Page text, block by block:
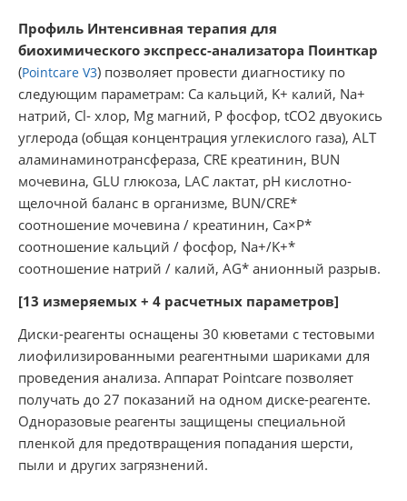
Профиль Интенсивная терапия для
биохимического экспресс-анализатора Поинткар
(Pointcare V3) позволяет провести диагностику по
следующим параметрам: Ca кальций, K+ калий, Na+
натрий, Cl- хлор, Mg магний, P фосфор, tCO2 двуокись
углерода (общая концентрация углекислого газа), ALT
аламинаминотрансфераза, CRE креатинин, BUN
мочевина, GLU глюкоза, LAC лактат, pH кислотно-
щелочной баланс в организме, BUN/CRE*
соотношение мочевина / креатинин, Ca×P*
соотношение кальций / фосфор, Na+/K+*
соотношение натрий / калий, AG* анионный разрыв.
[13 измеряемых + 4 расчетных параметров]
Диски-реагенты оснащены 30 кюветами с тестовыми
лиофилизированными реагентными шариками для
проведения анализа. Аппарат Pointcare позволяет
получать до 27 показаний на одном диске-реагенте.
Одноразовые реагенты защищены специальной
пленкой для предотвращения попадания шерсти,
пыли и других загрязнений.